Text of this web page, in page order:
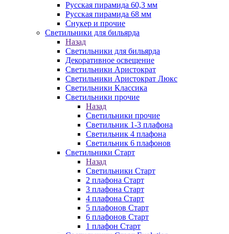
Русская пирамида 60,3 мм
Русская пирамида 68 мм
Снукер и прочие
Светильники для бильярда
Назад
Светильники для бильярда
Декоративное освещение
Светильники Аристократ
Светильники Аристократ Люкс
Светильники Классика
Светильники прочие
Назад
Светильники прочие
Светильник 1-3 плафона
Светильник 4 плафона
Светильник 6 плафонов
Светильники Старт
Назад
Светильники Старт
2 плафона Старт
3 плафона Старт
4 плафона Старт
5 плафонов Старт
6 плафонов Старт
1 плафон Старт